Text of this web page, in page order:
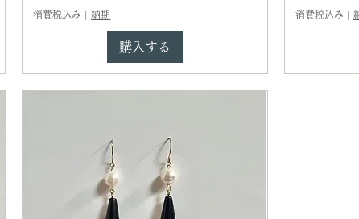
消費税込み |納期
購入する
消費税込み